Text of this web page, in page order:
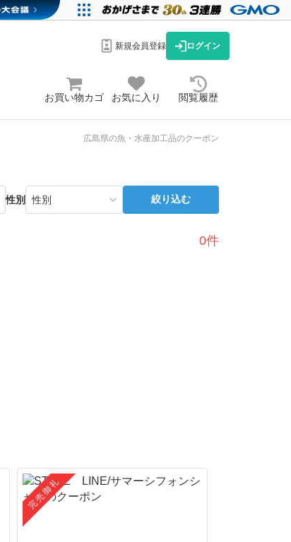
新規会員登録 ログイン
お買い物カゴ お気に入り 閲覧履歴
広島県の魚・水産加工品のクーポン
性別 絞り込む
0件
完売御礼